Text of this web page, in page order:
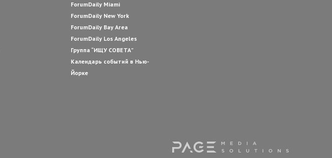
ForumDaily Miami
ForumDaily New York
ForumDaily Bay Area
ForumDaily Los Angeles
Группа “ИЩУ СОВЕТА”
Календарь событий в Нью-
Йорке